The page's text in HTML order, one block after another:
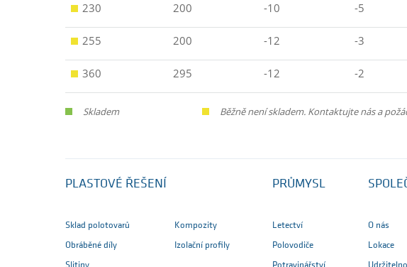
230 200 -10 -5
255 200 -12 -3
360 295 -12 -2
Skladem Běžně není skladem. Kontaktujte nás a
PLASTOVÉ ŘEŠENÍ
Sklad polotovarů
Obráběné díly
Kompozity
Izolační profily
PRŮMYSL
Letectví
Polovodiče
O nás
Lokace